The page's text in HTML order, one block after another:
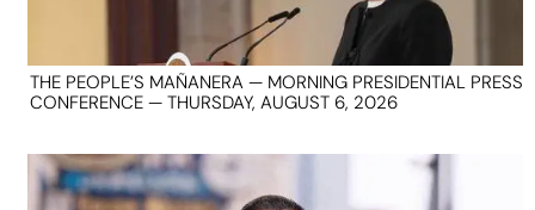
THE PEOPLE’S MAÑANERA — MORNING PRESIDENTIAL PRESS
CONFERENCE — THURSDAY, AUGUST 6, 2026